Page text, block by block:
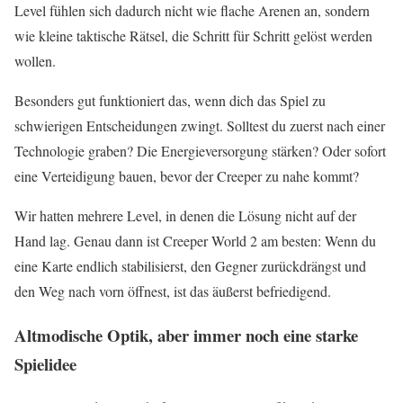
Level fühlen sich dadurch nicht wie flache Arenen an, sondern
wie kleine taktische Rätsel, die Schritt für Schritt gelöst werden
wollen.
Besonders gut funktioniert das, wenn dich das Spiel zu
schwierigen Entscheidungen zwingt. Solltest du zuerst nach einer
Technologie graben? Die Energieversorgung stärken? Oder sofort
eine Verteidigung bauen, bevor der Creeper zu nahe kommt?
Wir hatten mehrere Level, in denen die Lösung nicht auf der
Hand lag. Genau dann ist Creeper World 2 am besten: Wenn du
eine Karte endlich stabilisierst, den Gegner zurückdrängst und
den Weg nach vorn öffnest, ist das äußerst befriedigend.
Altmodische Optik, aber immer noch eine starke
Spielidee